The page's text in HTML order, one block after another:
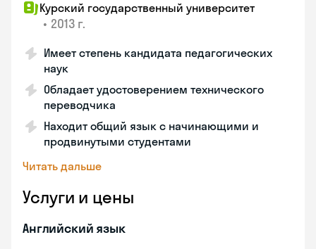
Курский государственный университет
• 2013 г.
Имеет степень кандидата педагогических
наук
Обладает удостоверением технического
переводчика
Находит общий язык с начинающими и
продвинутыми студентами
Читать дальше
Услуги и цены
Английский язык